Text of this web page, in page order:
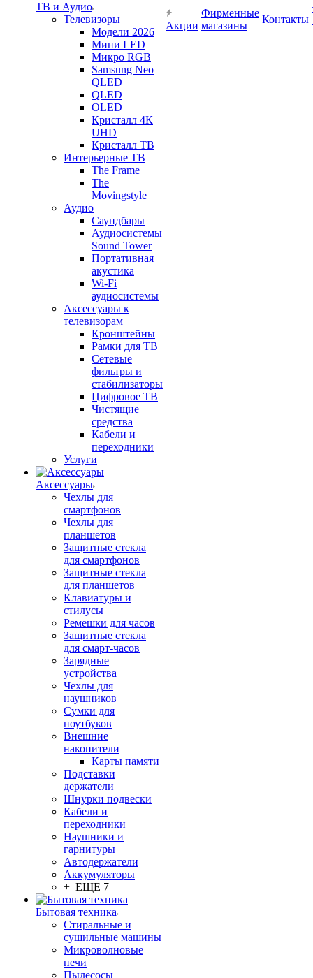
ТВ и Аудио
Телевизоры
Модели 2026
Мини LED
Микро RGB
Samsung Neo
QLED
QLED
OLED
Кристалл 4К
UHD
Кристалл ТВ
Интерьерные ТВ
The Frame
The
Movingstyle
Аудио
Саундбары
Аудиосистемы
Sound Tower
Портативная
акустика
Wi-Fi
аудиосистемы
Аксессуары к
телевизорам
Кронштейны
Рамки для ТВ
Сетевые
фильтры и
стабилизаторы
Цифровое ТВ
Чистящие
средства
Кабели и
переходники
Услуги
Аксессуары
Чехлы для
смартфонов
Чехлы для
планшетов
Защитные стекла
для смартфонов
Защитные стекла
для планшетов
Клавиатуры и
стилусы
Ремешки для часов
Защитные стекла
для смарт-часов
Зарядные
устройства
Чехлы для
наушников
Сумки для
ноутбуков
Внешние
накопители
Карты памяти
Подставки
держатели
Шнурки подвески
Кабели и
переходники
Наушники и
гарнитуры
Автодержатели
Аккумуляторы
+ ЕЩЕ 7
Бытовая техника
Стиральные и
сушильные машины
Микроволновые
печи
Пылесосы
Акции
Фирменные
магазины
Контакты